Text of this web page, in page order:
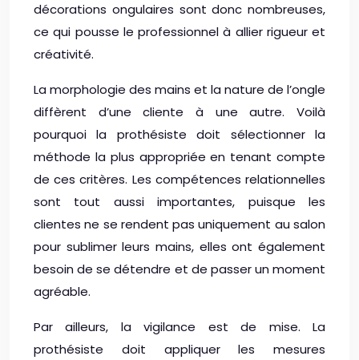
décorations ongulaires sont donc nombreuses,
ce qui pousse le professionnel à allier rigueur et
créativité.
La morphologie des mains et la nature de l’ongle
diffèrent d’une cliente à une autre. Voilà
pourquoi la prothésiste doit sélectionner la
méthode la plus appropriée en tenant compte
de ces critères. Les compétences relationnelles
sont tout aussi importantes, puisque les
clientes ne se rendent pas uniquement au salon
pour sublimer leurs mains, elles ont également
besoin de se détendre et de passer un moment
agréable.
Par ailleurs, la vigilance est de mise. La
prothésiste doit appliquer les mesures